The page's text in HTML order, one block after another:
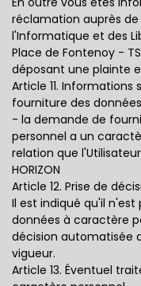
réclamation auprès
l'Informatique et des
Place de Fontenoy -
déposant une plainte
Article 11.
fourniture des
- la demande de
personnel a un
relation que
HORIZON
Article 12. Prise de
Il est indiqué qu'il
données à caractère
décision automatisée
vigueur.
Article 13. Éventuel